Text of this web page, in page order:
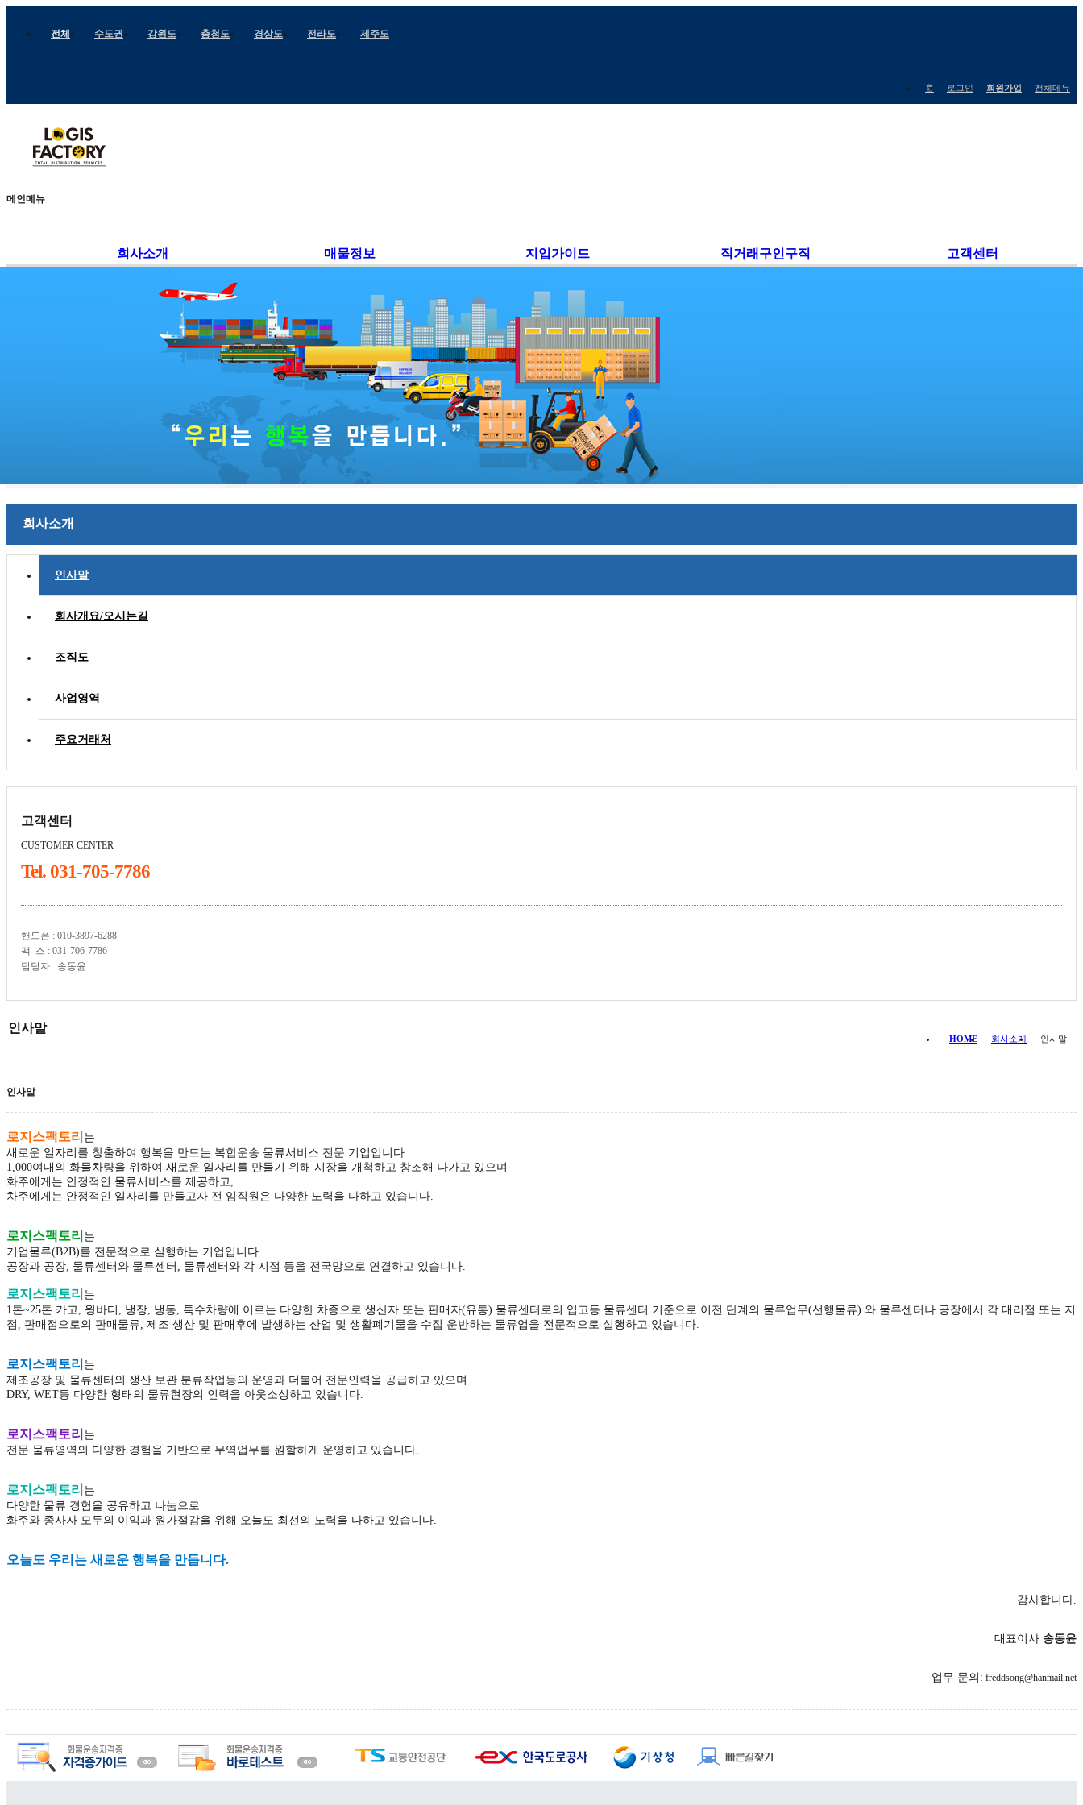
전체 수도권 강원도 충청도 경상도 전라도 제주도
홈 로그인 회원가입 전체메뉴
메인메뉴
회사소개 매물정보 지입가이드 직거래구인구직 고객센터
회사소개
인사말
회사개요/오시는길
조직도
사업영역
주요거래처
고객센터
CUSTOMER CENTER
Tel. 031-705-7786
핸드폰 : 010-3897-6288
팩 스 : 031-706-7786
담당자 : 송동윤
인사말
HOME 회사소개 인사말
인사말
로지스팩토리 는
새로운 일자리를 창출하여 행복을 만드는 복합운송 물류서비스 전문 기업입니다.
1,000여대의 화물차량을 위하여 새로운 일자리를 만들기 위해 시장을 개척하고 창조해 나가고 있으며
화주에게는 안정적인 물류서비스를 제공하고,
차주에게는 안정적인 일자리를 만들고자 전 임직원은 다양한 노력을 다하고 있습니다.
로지스팩토리 는
기업물류(B2B)를 전문적으로 실행하는 기업입니다.
공장과 공장, 물류센터와 물류센터, 물류센터와 각 지점 등을 전국망으로 연결하고 있습니다.
로지스팩토리 는
1톤~25톤 카고, 윙바디, 냉장, 냉동, 특수차량에 이르는 다양한 차종으로 생산자 또는 판매자(유통) 물류센터로의 입고등 물류센터 기준으로 이전 단계의 물류업무(선행물류) 와 물류센터나 공장에서 각 대리점 또는 지
점, 판매점으로의 판매물류, 제조 생산 및 판매후에 발생하는 산업 및 생활폐기물을 수집 운반하는 물류업을 전문적으로 실행하고 있습니다.
로지스팩토리 는
제조공장 및 물류센터의 생산 보관 분류작업등의 운영과 더불어 전문인력을 공급하고 있으며
DRY, WET등 다양한 형태의 물류현장의 인력을 아웃소싱하고 있습니다.
로지스팩토리 는
전문 물류영역의 다양한 경험을 기반으로 무역업무를 원할하게 운영하고 있습니다.
로지스팩토리 는
다양한 물류 경험을 공유하고 나눔으로
화주와 종사자 모두의 이익과 원가절감을 위해 오늘도 최선의 노력을 다하고 있습니다.
오늘도 우리는 새로운 행복을 만듭니다.
감사합니다.
대표이사 송동윤
업무 문의: freddsong@hanmail.net